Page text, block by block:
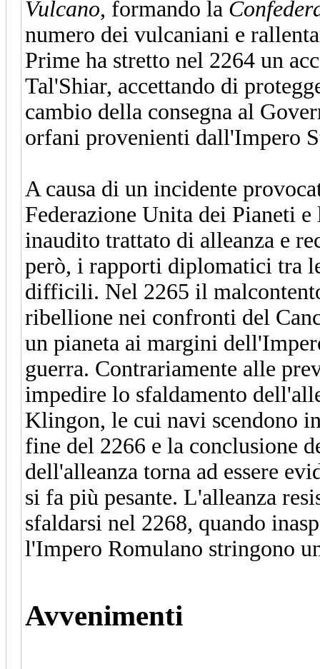
Vulcano, formando la
numero dei vulcaniani e
Prime ha stretto nel 2264 un
Tal'Shiar, accettando di
cambio della consegna al
orfani provenienti dall'Impero
A causa di un incidente
Federazione Unita dei Pianeti
inaudito trattato di alleanza e
però, i rapporti diplomatici tra
difficili. Nel 2265 il
ribellione nei confronti del
un pianeta ai margini
guerra. Contrariamente alle
impedire lo sfaldamento
Klingon, le cui navi scendono
fine del 2266 e la conclusione
dell'alleanza torna ad essere
si fa più pesante. L'alleanza
sfaldarsi nel 2268, quando
l'Impero Romulano stringono
Avvenimenti